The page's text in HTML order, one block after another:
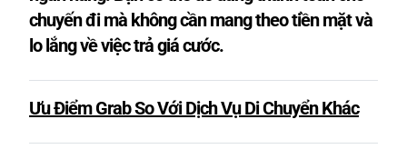
chuyến đi mà không cần mang theo tiền mặt và
lo lắng về việc trả giá cước.
Ưu Điểm Grab So Với Dịch Vụ Di Chuyển Khác